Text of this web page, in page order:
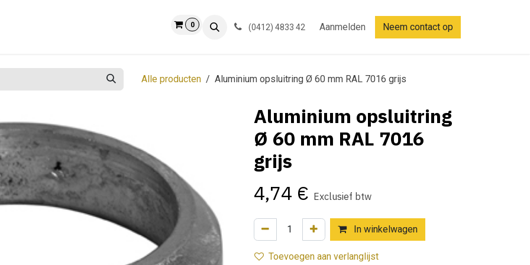
0 (0412) 4833 42 Aanmelden Neem contact op
Alle producten Aluminium opsluitring Ø 60 mm RAL 7016 grijs
Aluminium opsluitring
Ø 60 mm RAL 7016
grijs
4,74 € Exclusief btw
In winkelwagen
Toevoegen aan verlanglijst